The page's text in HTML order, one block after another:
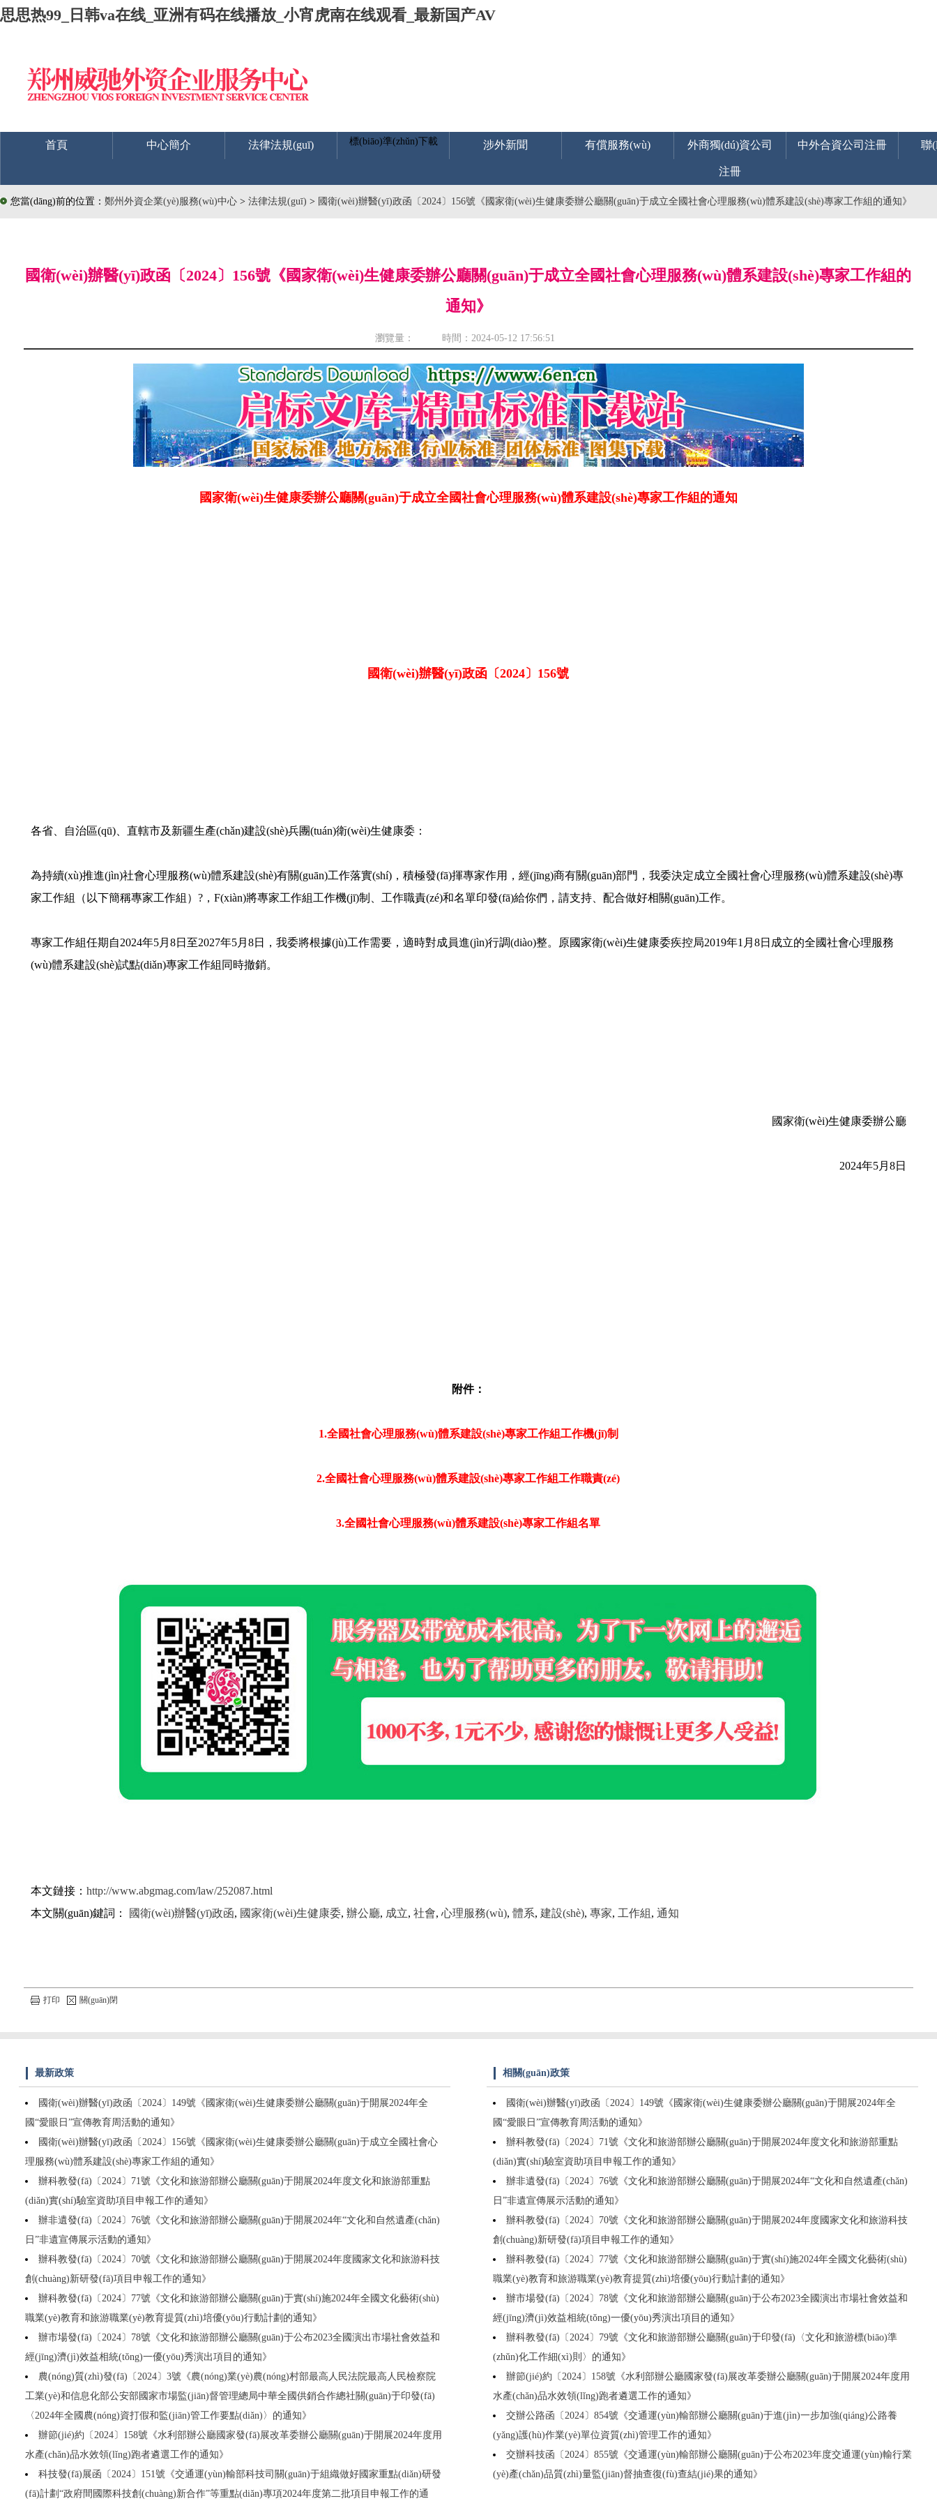
思思热99_日韩va在线_亚洲有码在线播放_小宵虎南在线观看_最新国产AV
首頁 中心簡介 法律法規(guī) 標(biāo)準(zhǔn)下載 涉外新聞 有償服務(wù) 外商獨(dú)資公司
注冊
中外合資公司注冊 聯
您當(dāng)前的位置： 鄭州外資企業(yè)服務(wù)中心 > 法律法規(guī) > 國衛(wèi)辦醫(yī)政函〔2024〕156號《國家衛(wèi)生健康委辦公廳關(guān)于成立全國社會心理服務(wù)體系建設(shè)專家工作組的通知》
國衛(wèi)辦醫(yī)政函〔2024〕156號《國家衛(wèi)生健康委辦公廳關(guān)于成立全國社會心理服務(wù)體系建設(shè)專家工作組的
通知》
瀏覽量： 時間：2024-05-12 17:56:51
國家衛(wèi)生健康委辦公廳關(guān)于成立全國社會心理服務(wù)體系建設(shè)專家工作組的通知
國衛(wèi)辦醫(yī)政函〔2024〕156號
各省、自治區(qū)、直轄市及新疆生產(chǎn)建設(shè)兵團(tuán)衛(wèi)生健康委：
為持續(xù)推進(jìn)社會心理服務(wù)體系建設(shè)有關(guān)工作落實(shí)，積極發(fā)揮專家作用，經(jīng)商有關(guān)部門，我委決定成立全國社會心理服務(wù)體系建設(shè)專
家工作組（以下簡稱專家工作組）?，F(xiàn)將專家工作組工作機(jī)制、工作職責(zé)和名單印發(fā)給你們，請支持、配合做好相關(guān)工作。
專家工作組任期自2024年5月8日至2027年5月8日，我委將根據(jù)工作需要，適時對成員進(jìn)行調(diào)整。原國家衛(wèi)生健康委疾控局2019年1月8日成立的全國社會心理服務
(wù)體系建設(shè)試點(diǎn)專家工作組同時撤銷。
國家衛(wèi)生健康委辦公廳
2024年5月8日
附件：
1.全國社會心理服務(wù)體系建設(shè)專家工作組工作機(jī)制
2.全國社會心理服務(wù)體系建設(shè)專家工作組工作職責(zé)
3.全國社會心理服務(wù)體系建設(shè)專家工作組名單
本文鏈接： http://www.abgmag.com/law/252087.html
本文關(guān)鍵詞：
國衛(wèi)辦醫(yī)政函, 國家衛(wèi)生健康委, 辦公廳, 成立, 社會, 心理服務(wù), 體系, 建設(shè), 專家, 工作組 , 通知
打印 關(guān)閉
最新政策
國衛(wèi)辦醫(yī)政函〔2024〕149號《國家衛(wèi)生健康委辦公廳關(guān)于開展2024年全
國“愛眼日”宣傳教育周活動的通知》
國衛(wèi)辦醫(yī)政函〔2024〕156號《國家衛(wèi)生健康委辦公廳關(guān)于成立全國社會心
理服務(wù)體系建設(shè)專家工作組的通知》
辦科教發(fā)〔2024〕71號《文化和旅游部辦公廳關(guān)于開展2024年度文化和旅游部重點
(diǎn)實(shí)驗室資助項目申報工作的通知》
辦非遺發(fā)〔2024〕76號《文化和旅游部辦公廳關(guān)于開展2024年“文化和自然遺產(chǎn)
日”非遺宣傳展示活動的通知》
辦科教發(fā)〔2024〕70號《文化和旅游部辦公廳關(guān)于開展2024年度國家文化和旅游科技
創(chuàng)新研發(fā)項目申報工作的通知》
辦科教發(fā)〔2024〕77號《文化和旅游部辦公廳關(guān)于實(shí)施2024年全國文化藝術(shù)
職業(yè)教育和旅游職業(yè)教育提質(zhì)培優(yōu)行動計劃的通知》
辦市場發(fā)〔2024〕78號《文化和旅游部辦公廳關(guān)于公布2023全國演出市場社會效益和
經(jīng)濟(jì)效益相統(tǒng)一優(yōu)秀演出項目的通知》
農(nóng)質(zhì)發(fā)〔2024〕3號《農(nóng)業(yè)農(nóng)村部最高人民法院最高人民檢察院
工業(yè)和信息化部公安部國家市場監(jiān)督管理總局中華全國供銷合作總社關(guān)于印發(fā)
〈2024年全國農(nóng)資打假和監(jiān)管工作要點(diǎn)〉的通知》
辦節(jié)約〔2024〕158號《水利部辦公廳國家發(fā)展改革委辦公廳關(guān)于開展2024年度用
水產(chǎn)品水效領(lǐng)跑者遴選工作的通知》
科技發(fā)展函〔2024〕151號《交通運(yùn)輸部科技司關(guān)于組織做好國家重點(diǎn)研發
(fā)計劃“政府間國際科技創(chuàng)新合作”等重點(diǎn)專項2024年度第二批項目申報工作的通
相關(guān)政策
國衛(wèi)辦醫(yī)政函〔2024〕149號《國家衛(wèi)生健康委辦公廳關(guān)于開展2024年全
國“愛眼日”宣傳教育周活動的通知》
辦科教發(fā)〔2024〕71號《文化和旅游部辦公廳關(guān)于開展2024年度文化和旅游部重點
(diǎn)實(shí)驗室資助項目申報工作的通知》
辦非遺發(fā)〔2024〕76號《文化和旅游部辦公廳關(guān)于開展2024年“文化和自然遺產(chǎn)
日”非遺宣傳展示活動的通知》
辦科教發(fā)〔2024〕70號《文化和旅游部辦公廳關(guān)于開展2024年度國家文化和旅游科技
創(chuàng)新研發(fā)項目申報工作的通知》
辦科教發(fā)〔2024〕77號《文化和旅游部辦公廳關(guān)于實(shí)施2024年全國文化藝術(shù)
職業(yè)教育和旅游職業(yè)教育提質(zhì)培優(yōu)行動計劃的通知》
辦市場發(fā)〔2024〕78號《文化和旅游部辦公廳關(guān)于公布2023全國演出市場社會效益和
經(jīng)濟(jì)效益相統(tǒng)一優(yōu)秀演出項目的通知》
辦科教發(fā)〔2024〕79號《文化和旅游部辦公廳關(guān)于印發(fā)〈文化和旅游標(biāo)準
(zhǔn)化工作細(xì)則〉的通知》
辦節(jié)約〔2024〕158號《水利部辦公廳國家發(fā)展改革委辦公廳關(guān)于開展2024年度用
水產(chǎn)品水效領(lǐng)跑者遴選工作的通知》
交辦公路函〔2024〕854號《交通運(yùn)輸部辦公廳關(guān)于進(jìn)一步加強(qiáng)公路養
(yǎng)護(hù)作業(yè)單位資質(zhì)管理工作的通知》
交辦科技函〔2024〕855號《交通運(yùn)輸部辦公廳關(guān)于公布2023年度交通運(yùn)輸行業
(yè)產(chǎn)品質(zhì)量監(jiān)督抽查復(fù)查結(jié)果的通知》